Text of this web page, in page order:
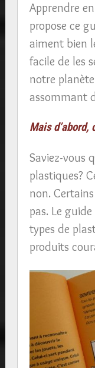
Apprendre
propose ce
aiment bien
facile de les
notre
assommant
Mais d’abord,
Saviez-vous
plastiques?
non.
pas. Le
types de
produits